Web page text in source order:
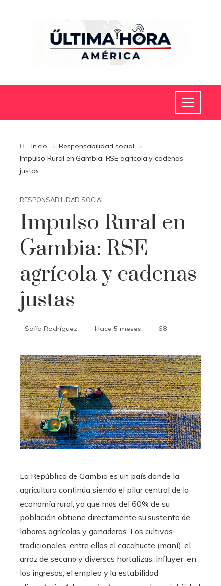
Inicio
Responsabilidad social
Impulso Rural en Gambia: RSE agrícola y cadenas
justas
RESPONSABILIDAD SOCIAL
Impulso Rural en
Gambia: RSE
agrícola y cadenas
justas
Sofía Rodríguez Hace 5 meses 68
La República de Gambia es un país donde la
agricultura continúa siendo el pilar central de la
economía rural, ya que más del 60% de su
población obtiene directamente su sustento de
labores agrícolas y ganaderas. Los cultivos
tradicionales, entre ellos el cacahuete (maní), el
arroz de secano y diversas hortalizas, influyen en
los ingresos, el empleo y la estabilidad